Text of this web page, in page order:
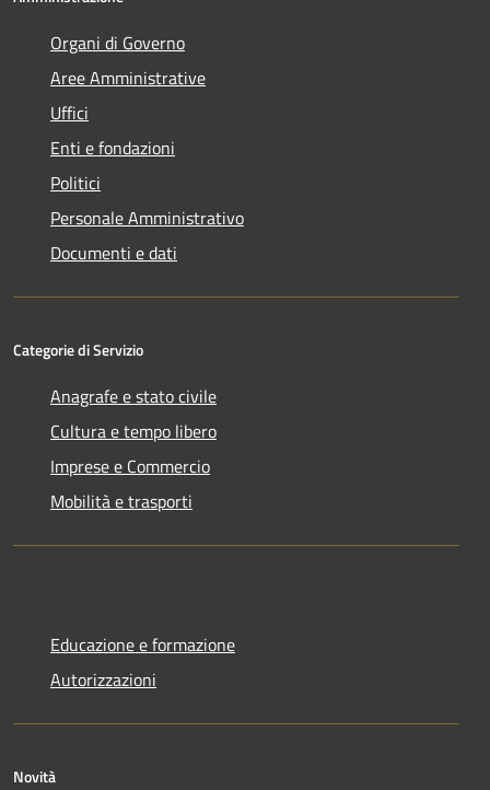
Organi di Governo
Aree Amministrative
Uffici
Enti e fondazioni
Politici
Personale Amministrativo
Documenti e dati
Categorie di Servizio
Anagrafe e stato civile
Cultura e tempo libero
Imprese e Commercio
Mobilità e trasporti
Educazione e formazione
Autorizzazioni
Novità